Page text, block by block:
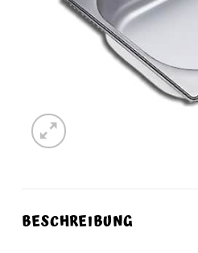
BESCHREIBUNG